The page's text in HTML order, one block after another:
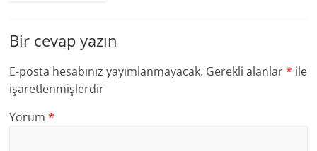
Bir cevap yazın
E-posta hesabınız yayımlanmayacak. Gerekli alanlar* ile
işaretlenmişlerdir
Yorum*